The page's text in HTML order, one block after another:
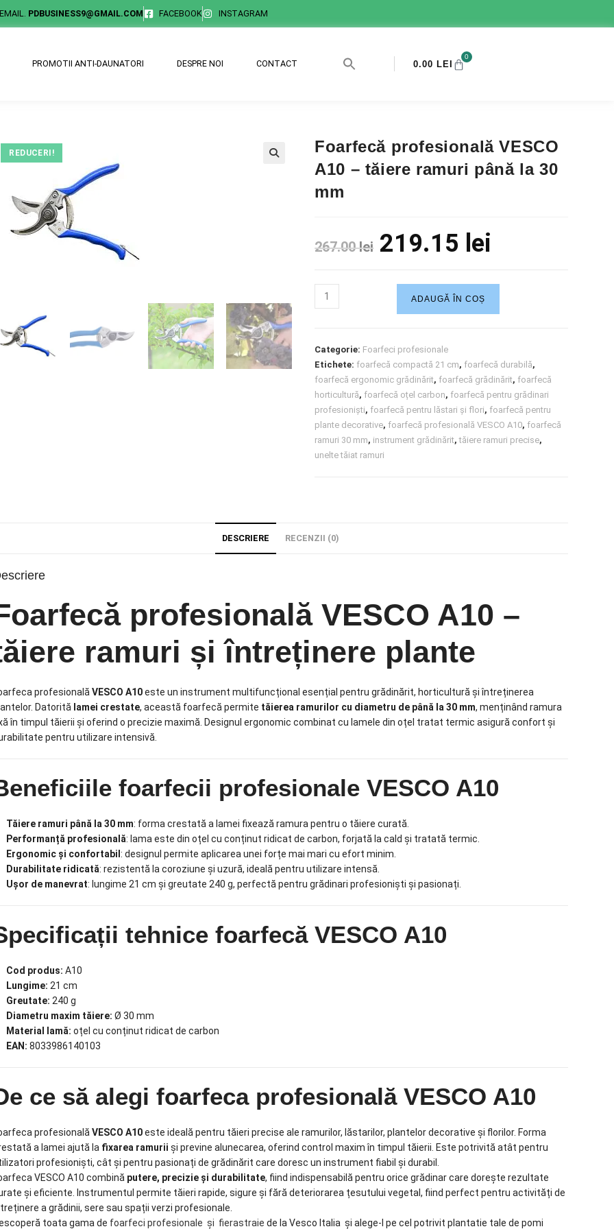
EMAIL. PDBUSINESS9@GMAIL.COM FACEBOOK INSTAGRAM
PROMOTII ANTI-DAUNATORI DESPRE NOI CONTACT 0.00 LEI
0
REDUCERI!
Foarfecă profesională VESCO
A10 – tăiere ramuri până la 30
mm
267.00lei 219.15 lei
ADAUGĂ ÎN COȘ
Categorie: Foarfeci profesionale
Etichete: foarfecă compactă 21 cm, foarfecă durabilă,
foarfecă ergonomic grădinărit, foarfecă grădinărit, foarfecă
horticultură, foarfecă oțel carbon, foarfecă pentru grădinari
profesioniști, foarfecă pentru lăstari și flori, foarfecă pentru
plante decorative, foarfecă profesională VESCO A10, foarfecă
ramuri 30 mm, instrument grădinărit,tăiere ramuri precise,
unelte tăiat ramuri
DESCRIERE RECENZII (0)
profesională VESCO A10 –
ramuri și întreținere plante
profesională VESCO A10este un instrument multifuncțional esențial pentru grădinărit, horticultură și întreținerea
Datorită lamei crestate, această foarfecă permite tăierea ramurilor cu diametru de până la 30 mm, menținând ramura
în timpul tăierii și oferind o precizie maximă. Designul ergonomic combinat cu lamele din oțel tratat termic asigură confort și
pentru utilizare intensivă.
foarfecii profesionale VESCO A10
Tăiere ramuri până la 30 mm: forma crestată a lamei fixează ramura pentru o tăiere curată.
Performanță profesională: lama este din oțel cu conținut ridicat de carbon, forjată la cald și tratată termic.
Ergonomic și confortabil : designul permite aplicarea unei forțe mai mari cu efort minim.
Durabilitate ridicată: rezistentă la coroziune și uzură, ideală pentru utilizare intensă.
Ușor de manevrat: lungime 21 cm și greutate 240 g, perfectă pentru grădinari profesioniști și pasionați.
tehnice foarfecă VESCO A10
Cod produs: A10
Lungime: 21 cm
Greutate: 240 g
Diametru maxim tăiere: Ø 30 mm
Material lamă: oțel cu conținut ridicat de carbon
EAN: 8033986140103
ce să alegi foarfeca profesională VESCO A10
profesională VESCO A10este ideală pentru tăieri precise ale ramurilor, lăstarilor, plantelor decorative și florilor. Forma
a lamei ajută la fixarea ramurii și previne alunecarea, oferind control maxim în timpul tăierii. Este potrivită atât pentru
profesioniști, cât și pentru pasionați de grădinărit care doresc un instrument fiabil și durabil.
VESCO A10 combină putere, precizie și durabilitate, fiind indispensabilă pentru orice grădinar care dorește rezultate
și eficiente. Instrumentul permite tăieri rapide, sigure și fără deteriorarea țesutului vegetal, fiind perfect pentru activități de
a grădinii, sere sau spații verzi profesionale.
toata gama de foarfeci profesionale și fierastraie de la Vesco Italia și alege-l pe cel potrivit plantatie tale de pomi